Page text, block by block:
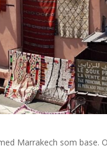
Marrakech som base.